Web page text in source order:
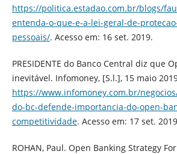
https://politica.estadao.com.br/blogs/
entenda-o-que-e-a-lei-geral-de-
pessoais/. Acesso em: 16 set. 2019.
PRESIDENTE do Banco Central diz que
inevitável. Infomoney, [S.l.], 15 maio
https://www.infomoney.com.br/
do-bc-defende-importancia-do-open-
competitividade. Acesso em: 17 set.
ROHAN, Paul. Open Banking Strategy